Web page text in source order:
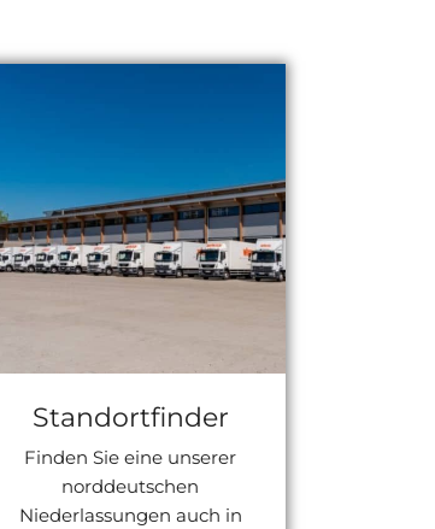
Standortfinder
Finden Sie eine unserer
norddeutschen
Niederlassungen auch in